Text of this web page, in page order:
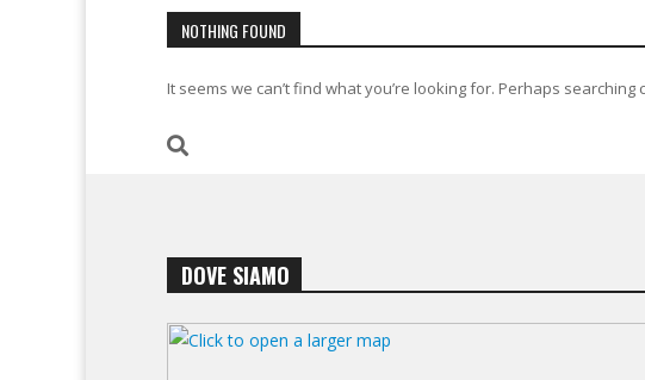
NOTHING FOUND
It seems we can’t find what you’re looking for. Perhaps searching
DOVE SIAMO